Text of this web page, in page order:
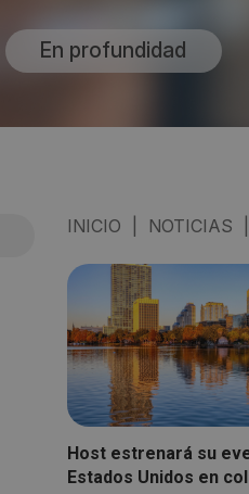
En profundidad
INICIO NOTICIAS
Host estrenará su
Estados Unidos en